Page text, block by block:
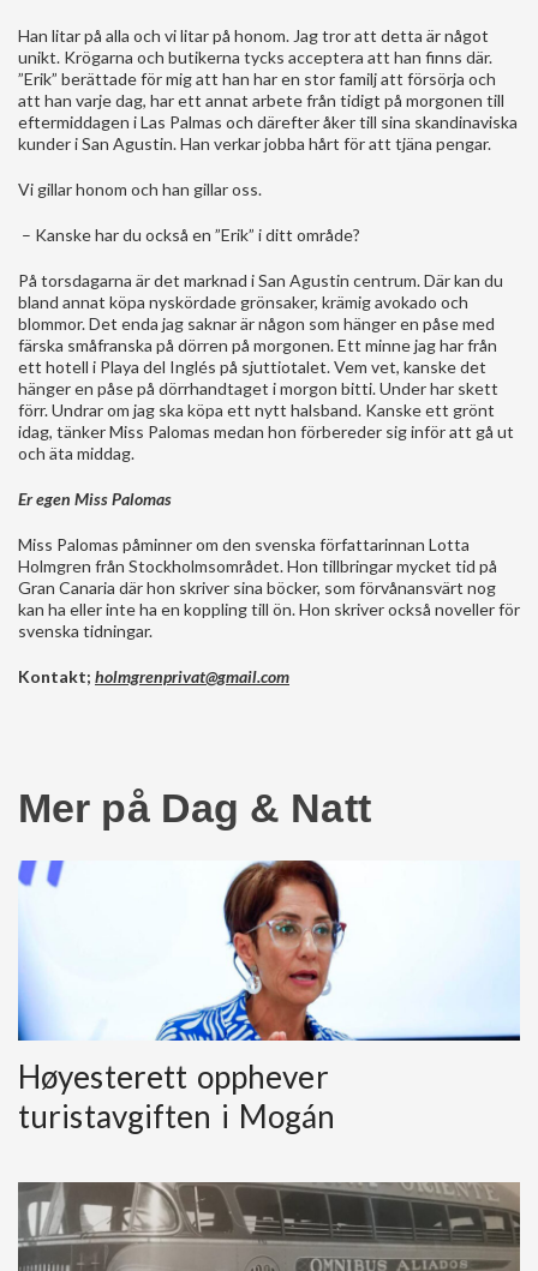
Han litar på alla och vi litar på honom. Jag tror att detta är något
unikt. Krögarna och butikerna tycks acceptera att han finns där.
”Erik” berättade för mig att han har en stor familj att försörja och
att han varje dag, har ett annat arbete från tidigt på morgonen till
eftermiddagen i Las Palmas och därefter åker till sina skandinaviska
kunder i San Agustin. Han verkar jobba hårt för att tjäna pengar.
Vi gillar honom och han gillar oss.
– Kanske har du också en ”Erik” i ditt område?
På torsdagarna är det marknad i San Agustin centrum. Där kan du
bland annat köpa nyskördade grönsaker, krämig avokado och
blommor. Det enda jag saknar är någon som hänger en påse med
färska småfranska på dörren på morgonen. Ett minne jag har från
ett hotell i Playa del Inglés på sjuttiotalet. Vem vet, kanske det
hänger en påse på dörrhandtaget i morgon bitti. Under har skett
förr. Undrar om jag ska köpa ett nytt halsband. Kanske ett grönt
idag, tänker Miss Palomas medan hon förbereder sig inför att gå ut
och äta middag.
Er egen Miss Palomas
Miss Palomas påminner om den svenska författarinnan Lotta
Holmgren från Stockholmsområdet. Hon tillbringar mycket tid på
Gran Canaria där hon skriver sina böcker, som förvånansvärt nog
kan ha eller inte ha en koppling till ön. Hon skriver också noveller för
svenska tidningar.
Kontakt; holmgrenprivat@gmail.com
Mer på Dag & Natt
Høyesterett opphever
turistavgiften i Mogán